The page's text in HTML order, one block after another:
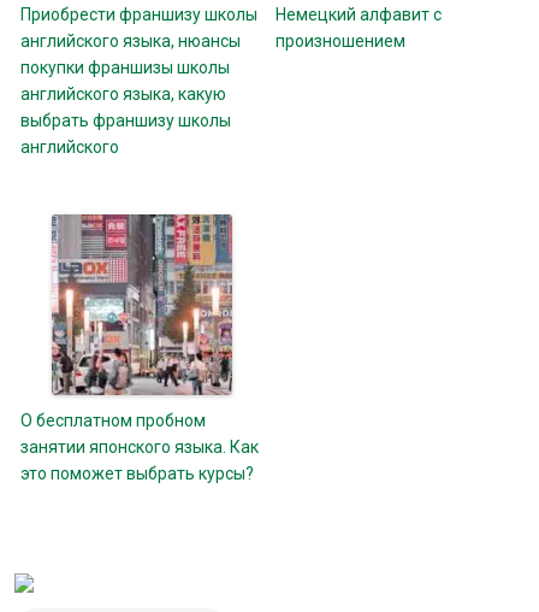
Приобрести франшизу школы
английского языка, нюансы
покупки франшизы школы
английского языка, какую
выбрать франшизу школы
английского
Немецкий алфавит с
произношением
О бесплатном пробном
занятии японского языка. Как
это поможет выбрать курсы?